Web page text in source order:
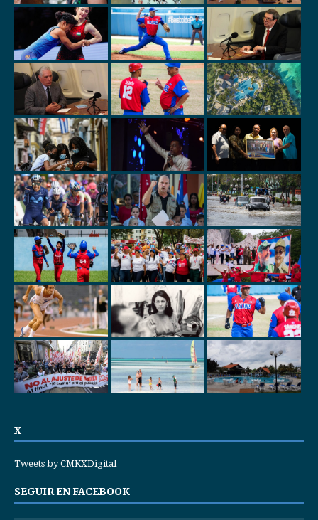
X
Tweets by CMKXDigital
SEGUIR EN FACEBOOK